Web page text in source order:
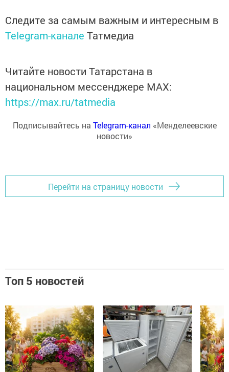
Следите за самым важным и интересным в
Telegram-канале Татмедиа
Читайте новости Татарстана в
национальном мессенджере MАХ:
https://max.ru/tatmedia
Подписывайтесь на Telegram-канал «Менделеевские
новости»
Перейти на страницу новости
Топ 5 новостей